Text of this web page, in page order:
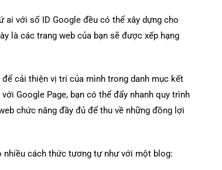
với số ID Google đều có thể xây dựng cho
là các trang web của bạn sẽ được xếp hạng
cải thiện vị trí của mình trong danh mục kết
Google Page, bạn có thể đẩy nhanh quy trình
chức năng đầy đủ để thu về những đồng lợi
nhiều cách thức tương tự như với một blog: